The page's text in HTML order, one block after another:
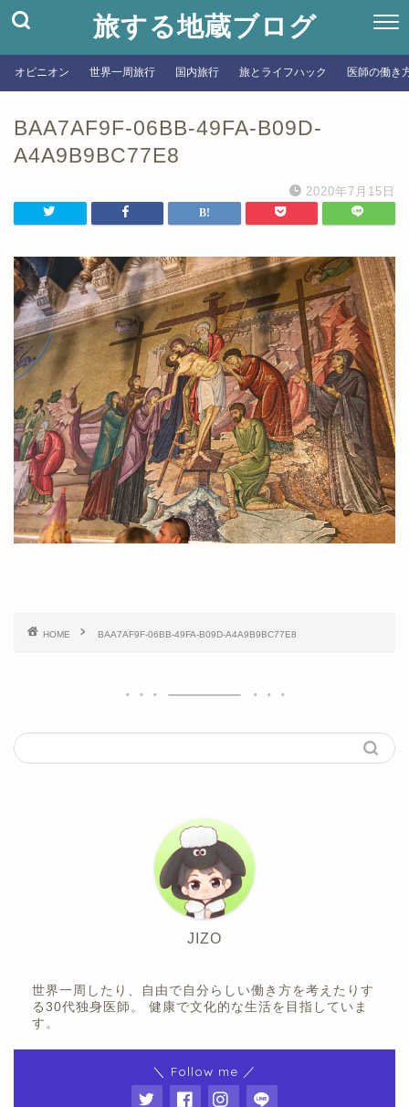
旅する地蔵ブログ
オピニオン 世界一周旅行 国内旅行 旅とライフハック 医師の働き
BAA7AF9F-06BB-49FA-B09D-
A4A9B9BC77E8
2020年7月15日
HOME BAA7AF9F-06BB-49FA-B09D-A4A9B9BC77E8
JIZO
世界一周したり、自由で自分らしい働き方を考えたりす
る30代独身医師。 健康で文化的な生活を目指していま
す。
＼ Follow me ／